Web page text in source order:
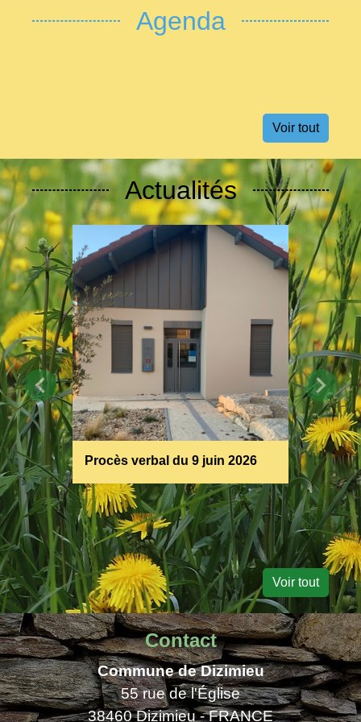
Agenda
Voir tout
Actualités
Procès verbal du 9 juin 2026
chevron_left chevron_right
Voir tout
Contact
Commune de Dizimieu
55 rue de l'Église
38460 Dizimieu - FRANCE